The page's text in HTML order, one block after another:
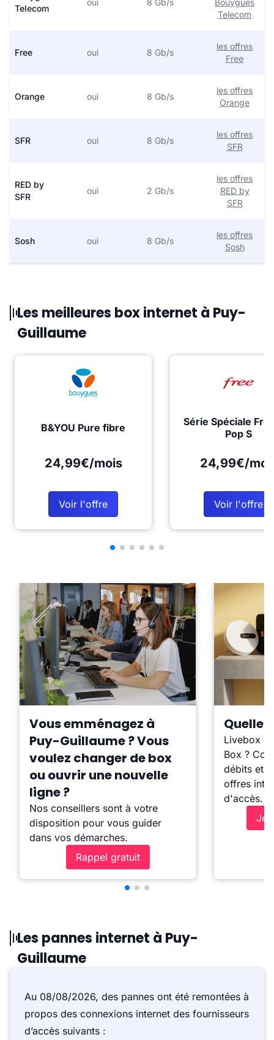
Telecom
oui 8 Gb/s
Bouygues
Telecom
Free oui 8 Gb/s
les offres
Free
Orange oui 8 Gb/s
les offres
Orange
SFR oui 8 Gb/s
les offres
SFR
RED by
SFR
oui 2 Gb/s
les offres
RED by
SFR
Sosh oui 8 Gb/s
les offres
Sosh
Les meilleures box internet à Puy-
Guillaume
B&YOU Pure fibre
24,99€/mois
Voir l'offre
Série Spéciale
Pop S
24,99€/
Voir l'offre
Vous emménagez à
Puy-Guillaume ? Vous
voulez changer de box
ou ouvrir une nouvelle
ligne ?
Nos conseillers sont à votre
disposition pour vous guider
dans vos démarches.
Rappel gratuit
Quelle
Livebox ?
Box ?
débits et
offres
d'accès.
Je
Les pannes internet à Puy-
Guillaume
Au 08/08/2026, des pannes ont été remontées à
propos des connexions internet des fournisseurs
d’accès suivants :